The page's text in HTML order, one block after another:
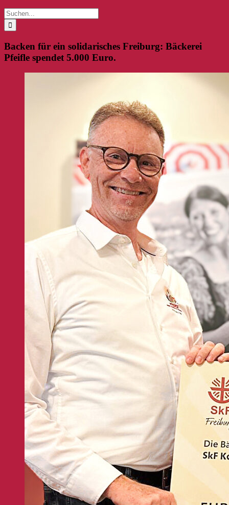
Suche
nach:
Backen für ein solidarisches Freiburg: Bäckerei
Pfeifle spendet 5.000 Euro.